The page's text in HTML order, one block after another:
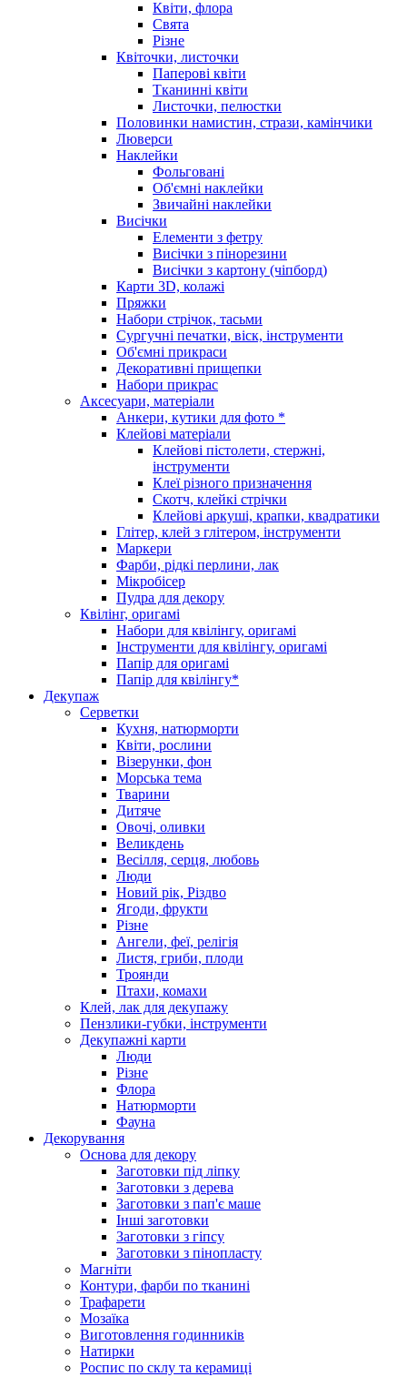
Квіти, флора
Свята
Різне
Квіточки, листочки
Паперові квіти
Тканинні квіти
Листочки, пелюстки
Половинки намистин, стрази, камінчики
Люверси
Наклейки
Фольговані
Об'ємні наклейки
Звичайні наклейки
Висічки
Елементи з фетру
Висічки з пінорезини
Висічки з картону (чіпборд)
Карти 3D, колажі
Пряжки
Набори стрічок, тасьми
Сургучні печатки, віск, інструменти
Об'ємні прикраси
Декоративні прищепки
Набори прикрас
Аксесуари, матеріали
Анкери, кутики для фото *
Клейові матеріали
Клейові пістолети, стержні,
інструменти
Клеї різного призначення
Скотч, клейкі стрічки
Клейові аркуші, крапки, квадратики
Глітер, клей з глітером, інструменти
Маркери
Фарби, рідкі перлини, лак
Мікробісер
Пудра для декору
Квілінг, оригамі
Набори для квілінгу, оригамі
Інструменти для квілінгу, оригамі
Папір для оригамі
Папір для квілінгу*
Декупаж
Серветки
Кухня, натюрморти
Квіти, рослини
Візерунки, фон
Морська тема
Тварини
Дитяче
Овочі, оливки
Великдень
Весілля, серця, любовь
Люди
Новий рік, Різдво
Ягоди, фрукти
Різне
Ангели, феї, релігія
Листя, гриби, плоди
Троянди
Птахи, комахи
Клей, лак для декупажу
Пензлики-губки, інструменти
Декупажні карти
Люди
Різне
Флора
Натюрморти
Фауна
Декорування
Основа для декору
Заготовки під ліпку
Заготовки з дерева
Заготовки з пап'є маше
Інші заготовки
Заготовки з гіпсу
Заготовки з пінопласту
Магніти
Контури, фарби по тканині
Трафарети
Мозаїка
Виготовлення годинників
Натирки
Роспис по склу та керамиці